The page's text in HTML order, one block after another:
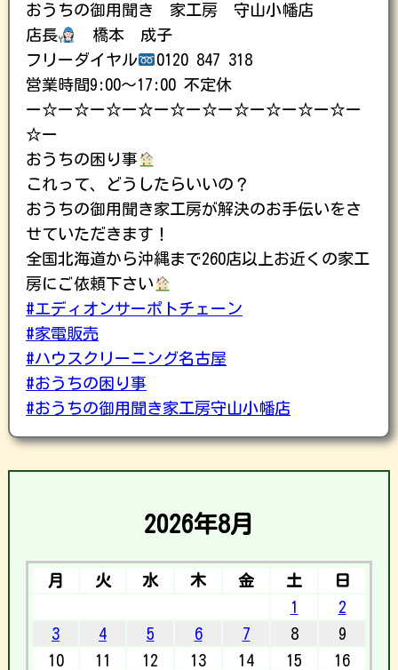
おうちの御用聞き 家工房 守山小幡店
店長
橋本 成子
フリーダイヤル
0120 847 318
営業時間9:00〜17:00 不定休
ー☆ー☆ー☆ー☆ー☆ー☆ー☆ー☆ー☆ー☆ー
☆ー
おうちの困り事
これって、どうしたらいいの？
おうちの御用聞き家工房が解決のお手伝いをさ
せていただきます！
全国北海道から沖縄まで260店以上お近くの家工
房にご依頼下さい
#エディオンサーポトチェーン
#家電販売
#ハウスクリーニング名古屋
#おうちの困り事
#おうちの御用聞き家工房守山小幡店
2026年8月
月 火 水 木 金 土
日
1
2
3
4 5 6 7 8
9
10
11 12 13 14 15
16